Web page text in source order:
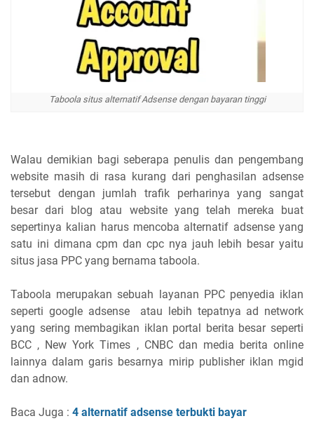
Taboola situs alternatif Adsense dengan bayaran tinggi
Walau demikian bagi seberapa penulis dan pengembang
website masih di rasa kurang dari penghasilan adsense
tersebut dengan jumlah trafik perharinya yang sangat
besar dari blog atau website yang telah mereka buat
sepertinya kalian harus mencoba alternatif adsense yang
satu ini dimana cpm dan cpc nya jauh lebih besar yaitu
situs jasa PPC yang bernama taboola.
Taboola merupakan sebuah layanan PPC penyedia iklan
seperti google adsense atau lebih tepatnya ad network
yang sering membagikan iklan portal berita besar seperti
BCC , New York Times , CNBC dan media berita online
lainnya dalam garis besarnya mirip publisher iklan mgid
dan adnow.
Baca Juga : 4 alternatif adsense terbukti bayar